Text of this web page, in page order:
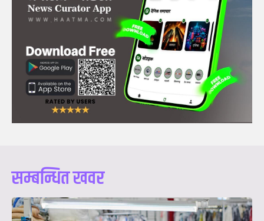
सम्बन्धित खवर